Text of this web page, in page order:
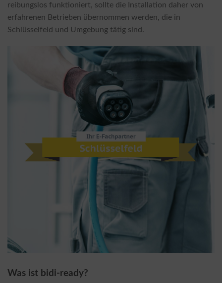
reibungslos funktioniert, sollte die Installation daher von
erfahrenen Betrieben übernommen werden, die in
Schlüsselfeld und Umgebung tätig sind.
Was ist bidi-ready?